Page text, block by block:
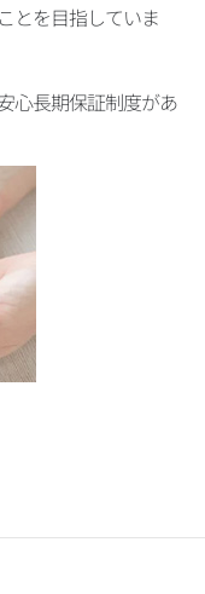
とを目指していま
心長期保証制度があ